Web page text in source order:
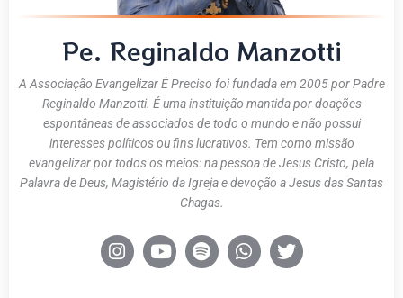
Pe. Reginaldo Manzotti
A Associação Evangelizar É Preciso foi fundada em 2005 por Padre
Reginaldo Manzotti. É uma instituição mantida por doações
espontâneas de associados de todo o mundo e não possui
interesses políticos ou fins lucrativos. Tem como missão
evangelizar por todos os meios: na pessoa de Jesus Cristo, pela
Palavra de Deus, Magistério da Igreja e devoção a Jesus das Santas
Chagas.